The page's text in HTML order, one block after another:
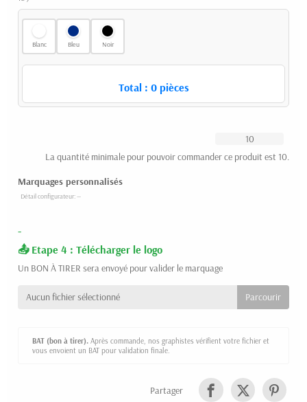
Blanc Bleu Noir
Total : 0pièces
La quantité minimale pour pouvoir commander ce produit est 10.
Marquages personnalisés
-
Etape 4 : Télécharger le logo
Un BON À TIRER sera envoyé pour valider le marquage
Aucun fichier sélectionné
BAT (bon à tirer). Après commande, nos graphistes vérifient votre fichier et
vous envoient un BAT pour validation finale.
Partager